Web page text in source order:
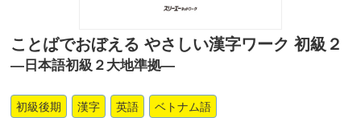
ことばでおぼえる やさしい漢字ワーク 初級２
―日本語初級２大地準拠―
初級後期 漢字 英語 ベトナム語